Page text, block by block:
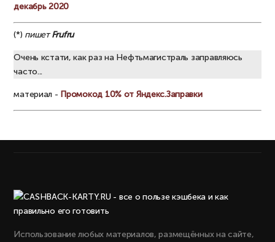
декабрь 2020
(*) пишетFrufru
Очень кстати, как раз на Нефтьмагистраль заправляюсь
часто...
материал - Промокод 10% от Яндекс.Заправки
Использование любых материалов, размещённых на сайте,